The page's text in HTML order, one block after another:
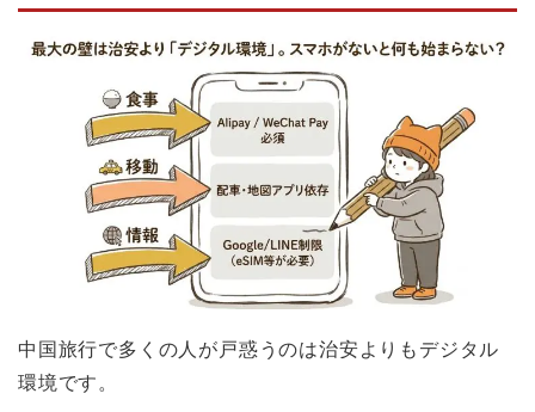
中国旅行で多くの人が戸惑うのは治安よりもデジタル
環境です。